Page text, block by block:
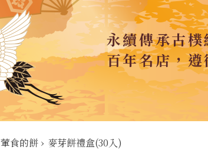
永續傳承古樸
百年名店，
葷食的餅 › 麥芽餅禮盒(30入)